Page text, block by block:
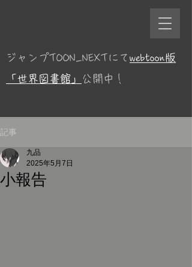
ジャンプTOON_NEXTにて webtoon版
「世界図書館」
公開中！
記事
小報告
九品
2025年5月7日